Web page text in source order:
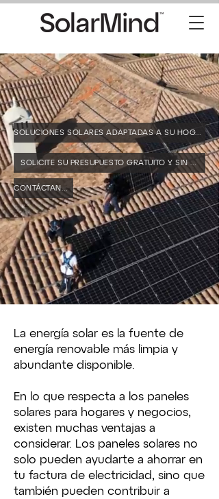
SOLUCIONES SOLARES ADAPTADAS A SU HOGAR
SOLICITE SU PRESUPUESTO GRATUITO Y SIN COMPROMISO
CONTÁCTANOS
La energía solar es la fuente de
energía renovable más limpia y
abundante disponible.
En lo que respecta a los paneles
solares para hogares y negocios,
existen muchas ventajas a
considerar. Los paneles solares no
solo pueden ayudarte a ahorrar en
tu factura de electricidad, sino que
también pueden contribuir a